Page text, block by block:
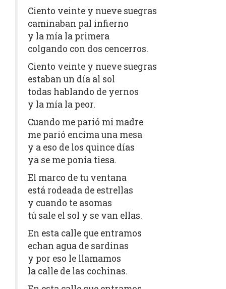
Ciento veinte y nueve suegras
caminaban pal infierno
y la mía la primera
colgando con dos cencerros.
Ciento veinte y nueve suegras
estaban un día al sol
todas hablando de yernos
y la mía la peor.
Cuando me parió mi madre
me parió encima una mesa
y a eso de los quince días
ya se me ponía tiesa.
El marco de tu ventana
está rodeada de estrellas
y cuando te asomas
tú sale el sol y se van ellas.
En esta calle que entramos
echan agua de sardinas
y por eso le llamamos
la calle de las cochinas.